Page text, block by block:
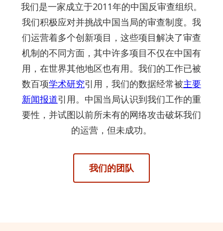
我们是一家成立于2011年的中国反审查组织。
我们积极应对并挑战中国当局的审查制度。我
们运营着多个创新项目，这些项目解决了审查
机制的不同方面，其中许多项目不仅在中国有
用，在世界其他地区也有用。我们的工作已被
数百项学术研究引用，我们的数据经常被主要
新闻报道引用。中国当局认识到我们工作的重
要性，并试图以前所未有的网络攻击破坏我们
的运营，但未成功。
我们的团队